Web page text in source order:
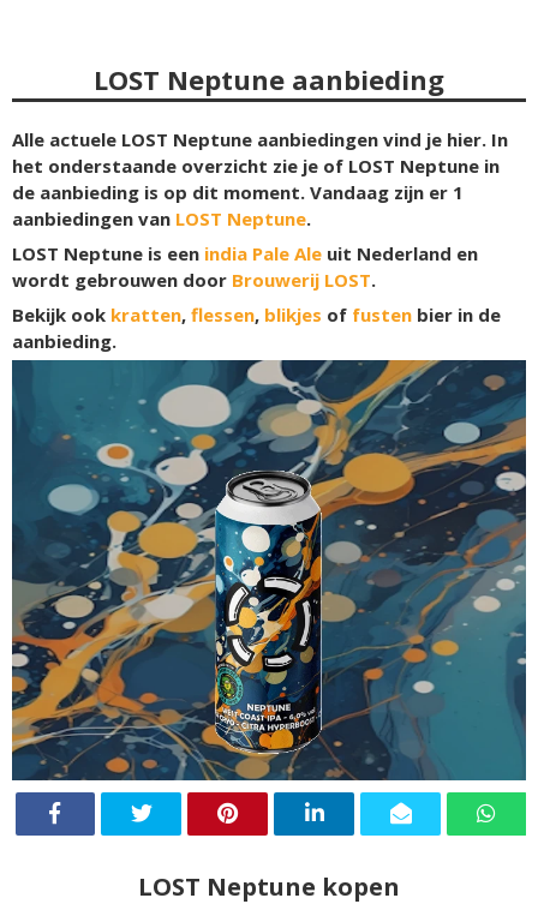
LOST Neptune aanbieding
Alle actuele LOST Neptune aanbiedingen vind je hier. In
het onderstaande overzicht zie je of LOST Neptune in
de aanbieding is op dit moment. Vandaag zijn er 1
aanbiedingen van LOST Neptune.
LOST Neptune is een india Pale Ale uit Nederland en
wordt gebrouwen door Brouwerij LOST.
Bekijk ook kratten, flessen, blikjes of fusten bier in de
aanbieding.
LOST Neptune kopen